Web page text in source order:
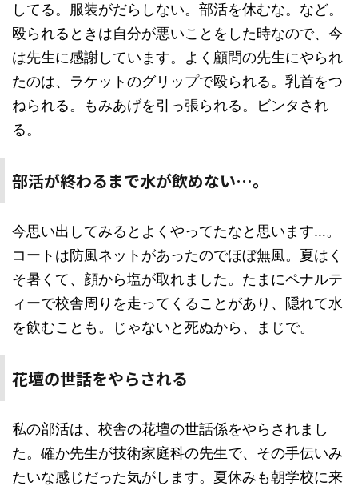
してる。服装がだらしない。部活を休むな。など。
殴られるときは自分が悪いことをした時なので、今
は先生に感謝しています。よく顧問の先生にやられ
たのは、ラケットのグリップで殴られる。乳首をつ
ねられる。もみあげを引っ張られる。ビンタされ
る。
部活が終わるまで水が飲めない…。
今思い出してみるとよくやってたなと思います…。
コートは防風ネットがあったのでほぼ無風。夏はく
そ暑くて、顔から塩が取れました。たまにペナルテ
ィーで校舎周りを走ってくることがあり、隠れて水
を飲むことも。じゃないと死ぬから、まじで。
花壇の世話をやらされる
私の部活は、校舎の花壇の世話係をやらされまし
た。確か先生が技術家庭科の先生で、その手伝いみ
たいな感じだった気がします。夏休みも朝学校に来